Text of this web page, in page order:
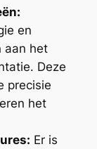
en
aan het
Deze
precisie
het
Er is